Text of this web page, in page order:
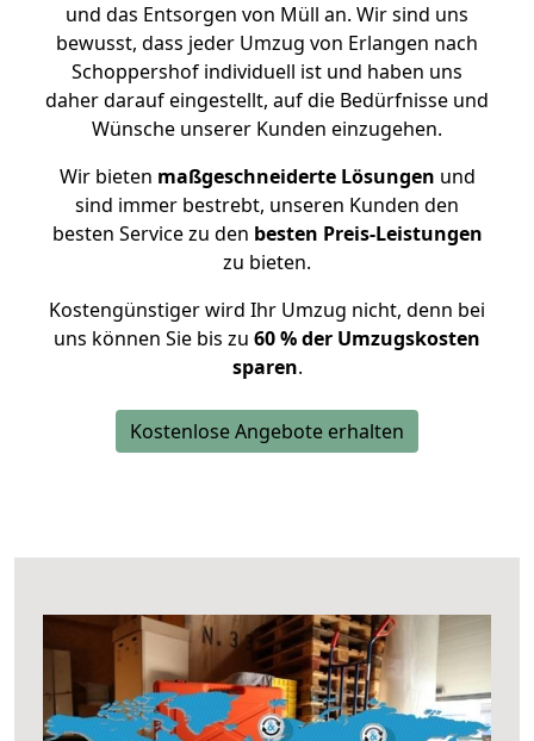
und das Entsorgen von Müll an. Wir sind uns
bewusst, dass jeder Umzug von Erlangen nach
Schoppershof individuell ist und haben uns
daher darauf eingestellt, auf die Bedürfnisse und
Wünsche unserer Kunden einzugehen.
Wir bieten maßgeschneiderte Lösungen und
sind immer bestrebt, unseren Kunden den
besten Service zu den besten Preis-Leistungen
zu bieten.
Kostengünstiger wird Ihr Umzug nicht, denn bei
uns können Sie bis zu 60 % der Umzugskosten
sparen.
Kostenlose Angebote erhalten